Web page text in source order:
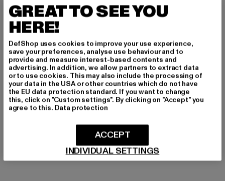
Hersteller: VF International SAGL |
dickieslife_shop_de@vfc.com
Via Laveggio 5 | 6855 Stabio | CH
GRÖSSE & PASSFORM
PFLEGEHINWEISE
LIEFERUNG & RÜCKGABE
GREAT TO SEE YOU
HERE!
DefShop uses cookies to improve your use experience,
save your preferences, analyse use behaviour and to
provide and measure interest-based contents and
advertising. In addition, we allow partners to extract data
or to use cookies. This may also include the processing of
your data in the USA or other countries which do not have
the EU data protection standard. If you want to change
this, click on "Custom settings". By clicking on "Accept" you
agree to this. Data protection
INDIVIDUAL SETTINGS
ACCEPT